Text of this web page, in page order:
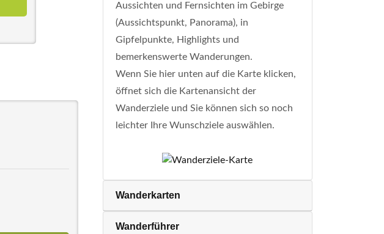
Aussichten und Fernsichten im Gebirge
(Aussichtspunkt, Panorama), in
Gipfelpunkte, Highlights und
bemerkenswerte Wanderungen.
Wenn Sie hier unten auf die Karte klicken,
öffnet sich die Kartenansicht der
Wanderziele und Sie können sich so noch
leichter Ihre Wunschziele auswählen.
Wanderkarten
Wanderführer